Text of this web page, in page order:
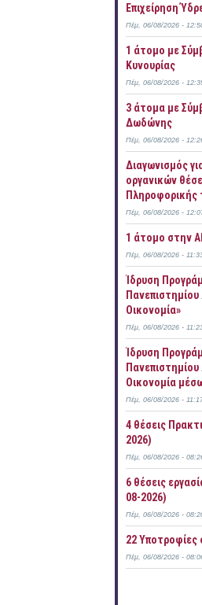
Επιχείρηση
Πέμ, 06/08/2026 -
1 άτομο με
Κυνουρίας
Πέμ, 06/08/2026 -
3 άτομα με
Δωδώνης
Πέμ, 06/08/2026 -
Διαγωνισμός
οργανικών
Πληροφορικής
Πέμ, 06/08/2026 -
1 άτομο στην
Πέμ, 06/08/2026 -
Ίδρυση
Οικονομία»
Πέμ, 06/08/2026 -
Ίδρυση
Οικονομία
Πέμ, 06/08/2026 -
4 θέσεις
2026)
Πέμ, 06/08/2026 -
6 θέσεις
08-2026)
Πέμ, 06/08/2026 -
22 Υποτροφίες
Πέμ, 06/08/2026 -